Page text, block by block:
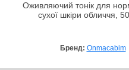
Оживляючий тонік для
сухої шкіри обличчя,
Бренд: Onmacabim